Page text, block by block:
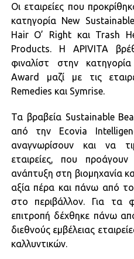
Οι εταιρείες που
κατηγορία New
Hair O’ Right και Trash
Products. Η APIVITA
φιναλίστ στην
Award μαζί με τις
Remedies και Symrise.
Τα βραβεία Sustainable
από την Ecovia
αναγνωρίσουν και να
εταιρείες, που
ανάπτυξη στη βιομηχανία
αξία πέρα και πάνω από
στο περιβάλλον. Για τα
επιτροπή δέχθηκε πάνω
διεθνούς εμβέλειας
καλλυντικών.